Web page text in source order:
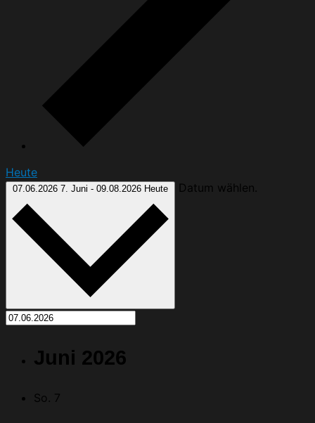
Heute
07.06.2026 7. Juni - 09.08.2026 Heute Datum wählen.
Juni 2026
So. 7